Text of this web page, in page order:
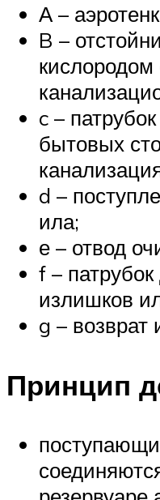
А –
B –
c –
бытовых
d –
ила;
е – отвод
f – патрубок
излишков
g – возврат
Принцип